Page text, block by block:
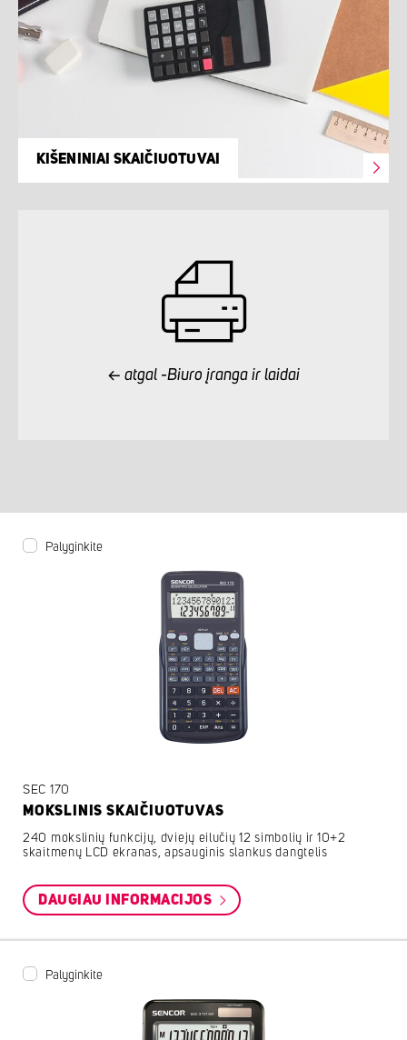
KIŠENINIAI SKAIČIUOTUVAI
atgal -Biuro įranga ir laidai
Palyginkite
SEC 170
MOKSLINIS SKAIČIUOTUVAS
240 mokslinių funkcijų, dviejų eilučių 12 simbolių ir 10+2
skaitmenų LCD ekranas, apsauginis slankus dangtelis
DAUGIAU INFORMACIJOS
Palyginkite